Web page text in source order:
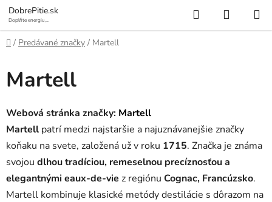
Prejsť
na
obsah
DobrePitie.sk
Doplňte energiu,
Hľadať
KOŠÍK
Domov
/ Predávané značky / Martell
Martell
Webová stránka značky: Martell
Martell patrí medzi najstaršie a najuznávanejšie značky
koňaku na svete, založená už v roku 1715. Značka je známa
svojou dlhou tradíciou, remeselnou precíznosťou a
elegantnými eaux‑de‑vie z regiónu Cognac, Francúzsko.
Martell kombinuje klasické metódy destilácie s dôrazom na